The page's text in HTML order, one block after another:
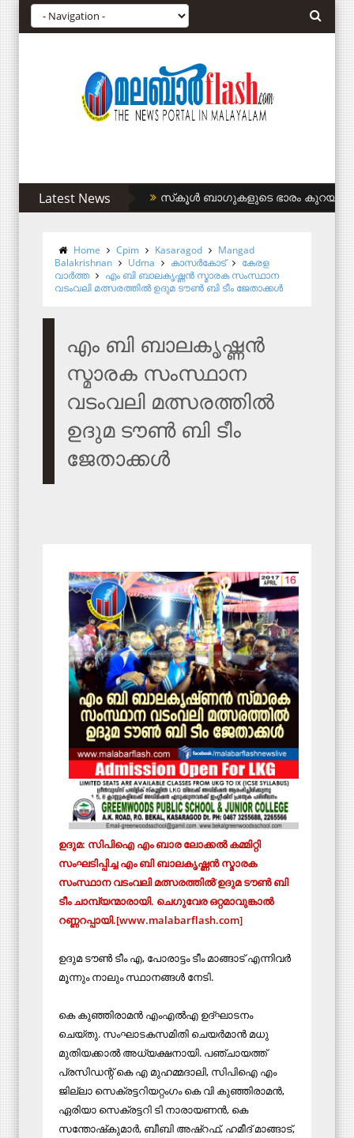
Latest News സിഎഎ അനുകൂലികള്‍ക്ക് കുടിവെള്ളം
Home Cpim Kasaragod
Mangad
Balakrishnan
Udma കാസര്‍കോട്
കേരള
വാര്‍ത്ത
എം ബി ബാലകൃഷ്ണന്‍ സ്മാരക സംസ്ഥാന
വടംവലി മത്സരത്തില്‍ ഉദുമ ടൗണ്‍ ബി ടീം ജേതാക്കള്‍
എം ബി ബാലകൃഷ്ണന്‍
സ്മാരക സംസ്ഥാന
വടംവലി മത്സരത്തില്‍
ഉദുമ ടൗണ്‍ ബി ടീം
ജേതാക്കള്‍
ഉദുമ: സിപിഐ എം ബാര ലോക്കല്‍ കമ്മിറ്റി
സംഘടിപ്പിച്ച എം ബി ബാലകൃഷ്ണന്‍ സ്മാരക
സംസ്ഥാന വടംവലി മത്സരത്തില്‍’ഉദുമ ടൗണ്‍ ബി
ടീം ചാമ്പ്യന്മാരായി. ചെഗുവേര ഒറ്റമാവുങ്കാല്‍
റണ്ണറപ്പായി.[www.malabarflash.com]
ഉദുമ ടൗണ്‍ ടീം എ, പോരാട്ടം ടീം മാങ്ങാട് എന്നിവര്‍
മൂന്നും നാലും സ്ഥാനങ്ങള്‍ നേടി.
കെ കുഞ്ഞിരാമന്‍ എംഎല്‍എ ഉദ്ഘാടനം
ചെയ്തു. സംഘാടകസമിതി ചെയര്‍മാന്‍ മധു
മുതിയക്കാല്‍ അധ്യക്ഷനായി. പഞ്ചായത്ത്
പ്രസിഡന്റ് കെ എ മുഹമ്മദാലി, സിപിഐ എം
ജില്ലാ സെക്രട്ടറിയറ്റംഗം കെ വി കുഞ്ഞിരാമന്‍,
ഏരിയാ സെക്രട്ടറി ടി നാരായണന്‍, കെ
സന്തോഷ്‌കുമാര്‍, ബീബി അഷ്‌റഫ്, ഹമീദ് മാങ്ങാട്,